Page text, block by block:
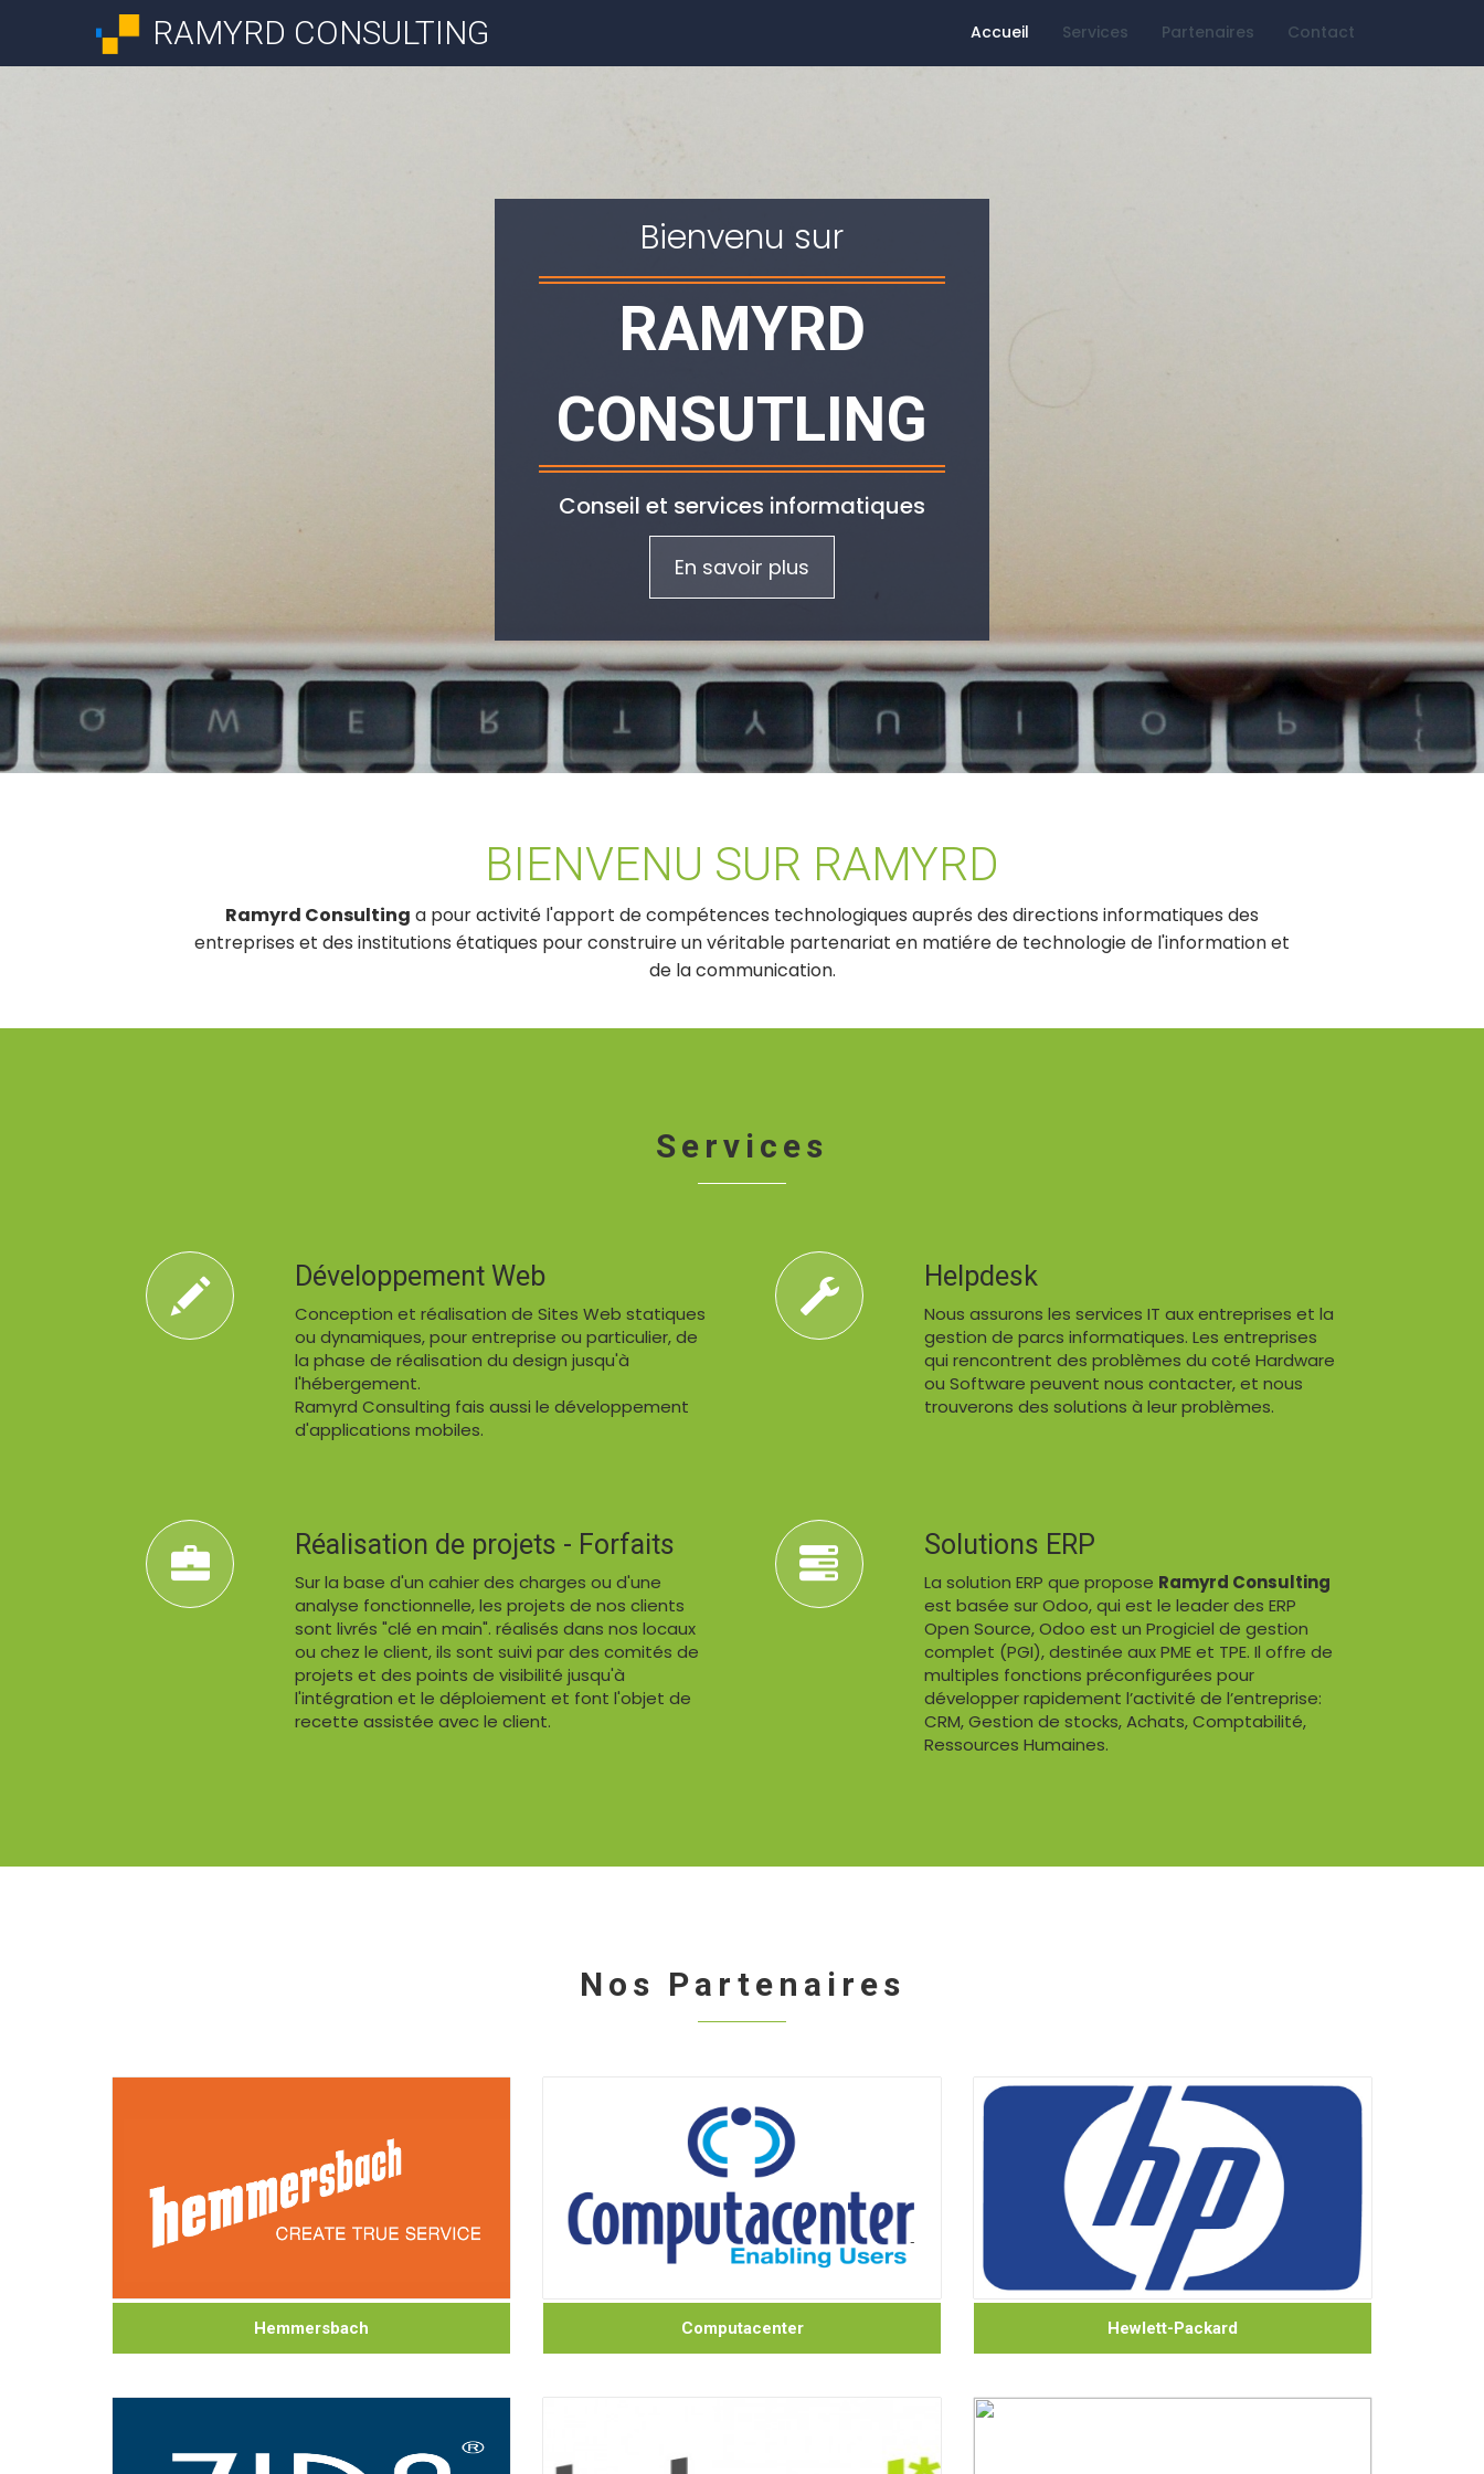
RAMYRD CONSULTING Accueil Services Partenaires Contact
Bienvenu sur
RAMYRD
CONSUTLING
Conseil et services informatiques
En savoir plus
BIENVENU SUR RAMYRD
Ramyrd Consulting a pour activité l'apport de compétences technologiques auprés des directions informatiques des
entreprises et des institutions étatiques pour construire un véritable partenariat en matiére de technologie de l'information et
de la communication.
Services
Développement Web
Conception et réalisation de Sites Web statiques
ou dynamiques, pour entreprise ou particulier, de
la phase de réalisation du design jusqu'à
l'hébergement.
Ramyrd Consulting fais aussi le développement
d'applications mobiles.
Helpdesk
Nous assurons les services IT aux entreprises et la
gestion de parcs informatiques. Les entreprises
qui rencontrent des problèmes du coté Hardware
ou Software peuvent nous contacter, et nous
trouverons des solutions à leur problèmes.
Réalisation de projets - Forfaits
Sur la base d'un cahier des charges ou d'une
analyse fonctionnelle, les projets de nos clients
sont livrés "clé en main". réalisés dans nos locaux
ou chez le client, ils sont suivi par des comités de
projets et des points de visibilité jusqu'à
l'intégration et le déploiement et font l'objet de
recette assistée avec le client.
Solutions ERP
La solution ERP que propose Ramyrd Consulting
est basée sur Odoo, qui est le leader des ERP
Open Source, Odoo est un Progiciel de gestion
complet (PGI), destinée aux PME et TPE. Il offre de
multiples fonctions préconfigurées pour
développer rapidement l’activité de l’entreprise:
CRM, Gestion de stocks, Achats, Comptabilité,
Ressources Humaines.
Nos Partenaires
Hemmersbach Computacenter Hewlett-Packard